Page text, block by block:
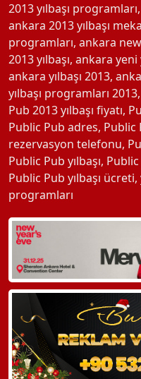
2013 yılbaşı programları,
ankara 2013 yılbaşı
programları, ankara
2013 yılbaşı, ankara yeni
ankara yılbaşı 2013,
yılbaşı programları 2013,
Pub 2013 yılbaşı fiyatı,
Public Pub adres, Public
rezervasyon telefonu,
Public Pub yılbaşı, Public
Public Pub yılbaşı ücreti,
programları